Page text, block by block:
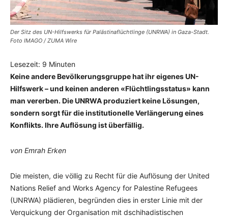
Der Sitz des UN-Hilfswerks für Palästinaflüchtlinge (UNRWA) in Gaza-Stadt.
Foto IMAGO / ZUMA Wire
Lesezeit: 9 Minuten
Keine andere Bevölkerungsgruppe hat ihr eigenes UN-
Hilfswerk – und keinen anderen «Flüchtlingsstatus» kann
man vererben. Die UNRWA produziert keine Lösungen,
sondern sorgt für die institutionelle Verlängerung eines
Konflikts. Ihre Auflösung ist überfällig.
von Emrah Erken
Die meisten, die völlig zu Recht für die Auflösung der United
Nations Relief and Works Agency for Palestine Refugees
(UNRWA) plädieren, begründen dies in erster Linie mit der
Verquickung der Organisation mit dschihadistischen